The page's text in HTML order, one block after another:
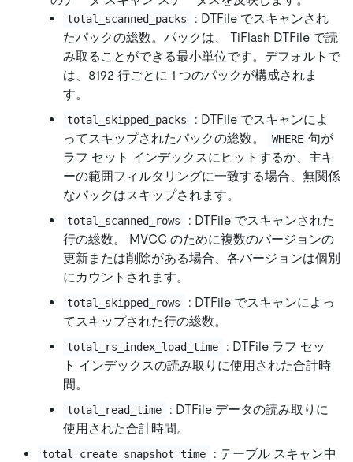
total_scanned_packs
: DTFile でスキャンされ
たパックの総数。パックは、 TiFlash DTFile で読
み取ることができる最小単位です。デフォルトで
は、8192 行ごとに 1 つのパックが構成されま
す。
total_skipped_packs
: DTFile でスキャンによ
ってスキップされたパックの総数。
WHERE 句が
ラフ セット インデックスにヒットするか、主キ
ーの範囲フィルタリングに一致する場合、無関係
なパックはスキップされます。
total_scanned_rows
: DTFile でスキャンされた
行の総数。 MVCC のために複数のバージョンの
更新または削除がある場合、各バージョンは個別
にカウントされます。
total_skipped_rows
: DTFile でスキャンによっ
てスキップされた行の総数。
total_rs_index_load_time
: DTFile ラフ セッ
ト インデックスの読み取りに使用された合計時
間。
total_read_time
: DTFile データの読み取りに
使用された合計時間。
total_create_snapshot_time
: テーブル スキャン中